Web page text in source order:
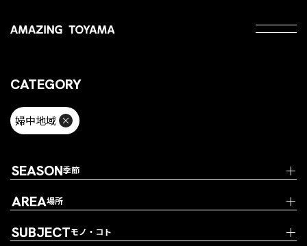
CATEGORY
婦中地域
SEASON季節
AREA場所
SUBJECTモノ・コト